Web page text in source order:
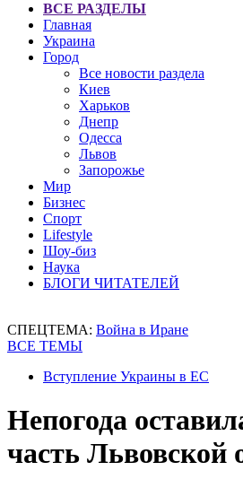
ВСЕ РАЗДЕЛЫ
Главная
Украина
Город
Все новости раздела
Киев
Харьков
Днепр
Одесса
Львов
Запорожье
Мир
Бизнес
Спорт
Lifestyle
Шоу-биз
Наука
БЛОГИ ЧИТАТЕЛЕЙ
СПЕЦТЕМА: Война в Иране
ВСЕ ТЕМЫ
Вступление Украины в ЕС
Непогода
часть Львовской